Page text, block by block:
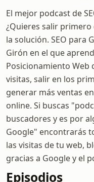
El mejor podcast de
¿Quieres salir primero
la solución. SEO para
Girón en el que
Posicionamiento
visitas, salir en los
generar más ventas
online. Si buscas
buscadores y es por
Google" encontrarás
las visitas de tu web,
gracias a Google y el
Episodios